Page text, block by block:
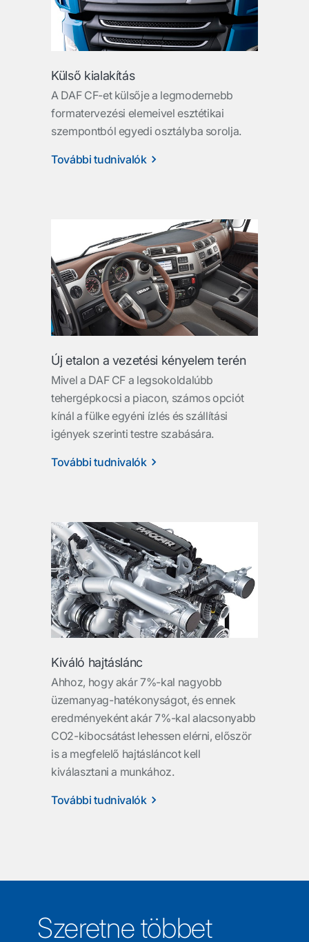
Külső kialakítás
A DAF CF-et külsője a legmodernebb
formatervezési elemeivel esztétikai
szempontból egyedi osztályba sorolja.
További tudnivalók
Új etalon a vezetési kényelem terén
Mivel a DAF CF a legsokoldalúbb
tehergépkocsi a piacon, számos opciót
kínál a fülke egyéni ízlés és szállítási
igények szerinti testre szabására.
További tudnivalók
Kiváló hajtáslánc
Ahhoz, hogy akár 7%-kal nagyobb
üzemanyag-hatékonyságot, és ennek
eredményeként akár 7%-kal alacsonyabb
CO2-kibocsátást lehessen elérni, először
is a megfelelő hajtásláncot kell
kiválasztani a munkához.
További tudnivalók
Szeretne többet